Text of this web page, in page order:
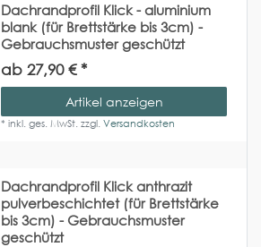
Dachrandprofil Klick - aluminium
blank (für Brettstärke bis 3cm) -
Gebrauchsmuster geschützt
ab 27,90 € *
Artikel anzeigen
*inkl. ges. MwSt.zzgl.Versandkosten
Dachrandprofil Klick anthrazit
pulverbeschichtet (für Brettstärke
bis 3cm) - Gebrauchsmuster
geschützt